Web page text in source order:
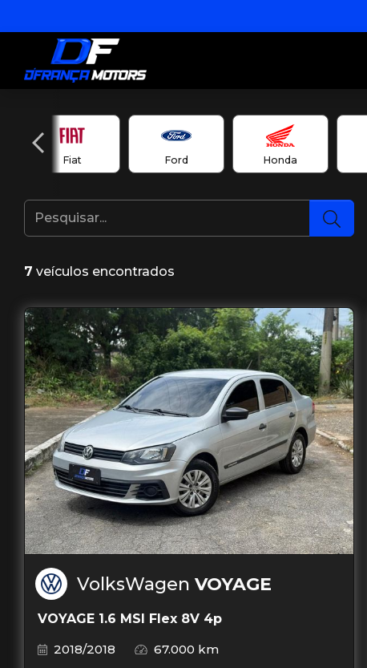
Fiat Ford Honda
7 veículos encontrados
VolksWagen VOYAGE
VOYAGE 1.6 MSI Flex 8V 4p
2018/2018
67.000 km